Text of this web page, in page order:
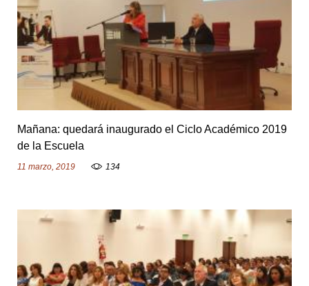
Mañana: quedará inaugurado el Ciclo Académico 2019
de la Escuela
11 marzo, 2019 134